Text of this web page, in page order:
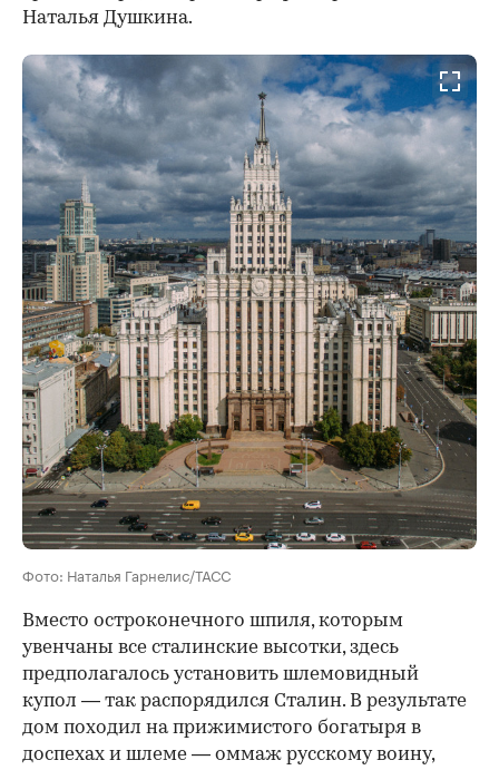
Наталья Душкина.
Фото: Наталья Гарнелис/ТАСС
Вместо остроконечного шпиля, которым
увенчаны все сталинские высотки, здесь
предполагалось установить шлемовидный
купол — так распорядился Сталин. В результате
дом походил на прижимистого богатыря в
доспехах и шлеме — оммаж русскому воину,